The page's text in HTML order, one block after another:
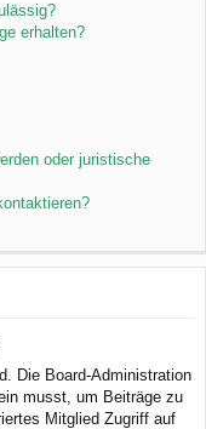
erhalten?
oder juristische
Die Board-Administration
musst, um Beiträge zu
Mitglied Zugriff auf